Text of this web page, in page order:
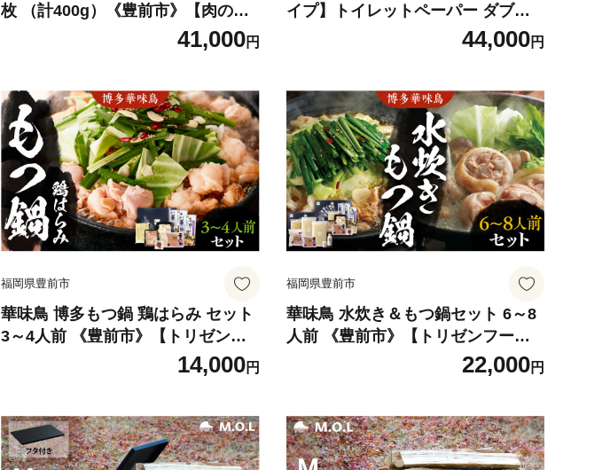
枚 （計400g）《豊前市》【肉のく
まもと屋】 [VFD042] ステーキ 国産
和牛 しゃとーぶりあん chateaubria
シャトーブリアン しゃとーぶりあ
ん 牛肉 シャトーブリアン ヒレ肉 シ
ャトーブリアン 人気 おすすめ 希少
高級 福岡 九州
41,000円
イプ】トイレットペーパー ダブル
長巻き 65m 6ロール×8パック エコ
コアレス 《豊前市》【大分製紙】
44,000円
福岡県豊前市
華味鳥 博多もつ鍋 鶏はらみ セット
3～4人前 《豊前市》【トリゼンフ
ーズ】[VAC004] もつ鍋 牛もつ モ
ツ鍋 モツ鍋 鍋セット 鍋 牛もつ 牛
鍋 鍋セット 福岡県 人気 おすすめ
14,000円
福岡県豊前市
華味鳥 水炊き＆もつ鍋セット 6～8
人前 《豊前市》【トリゼンフー
ズ】[VAC005] もつ鍋 モツ鍋 水炊
きセット みずたき 水炊き鍋 福岡 博
もつ モツ もつ鍋セット 国産 九州
鍋 鍋セット 人気 おすすめ 福岡県
22,000円